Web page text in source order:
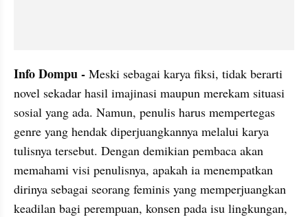
Info Dompu - Meski sebagai karya fiksi, tidak berarti
novel sekadar hasil imajinasi maupun merekam situasi
sosial yang ada. Namun, penulis harus mempertegas
genre yang hendak diperjuangkannya melalui karya
tulisnya tersebut. Dengan demikian pembaca akan
memahami visi penulisnya, apakah ia menempatkan
dirinya sebagai seorang feminis yang memperjuangkan
keadilan bagi perempuan, konsen pada isu lingkungan,